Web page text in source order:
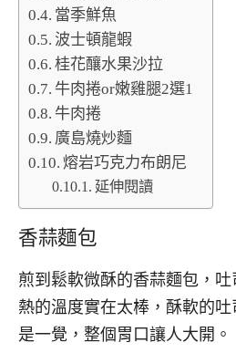
當季鮮魚
波士頓龍蝦
桂花釀水果沙拉
牛肉捲or嫩雞腿2選1
牛肉捲
廣島燒炒麵
熔岩巧克力布朗尼
延伸閱讀
香蒜麵包
煎到鬆軟微酥的香蒜麵包，
熱的溫度實在太棒，酥軟的
是一覺，整個胃口讓人大開。